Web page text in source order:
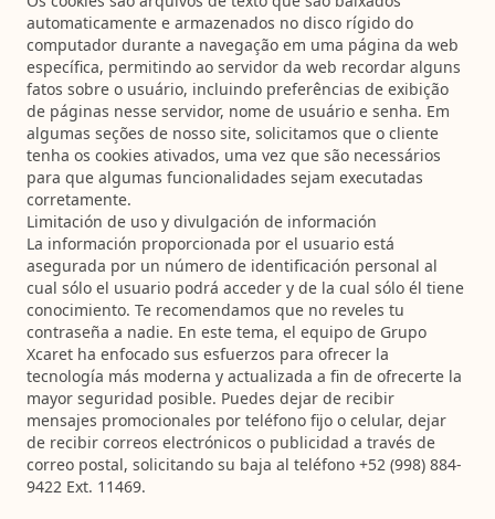
automaticamente e armazenados no disco rígido do
computador durante a navegação em uma página da web
específica, permitindo ao servidor da web recordar alguns
fatos sobre o usuário, incluindo preferências de exibição
de páginas nesse servidor, nome de usuário e senha. Em
algumas seções de nosso site, solicitamos que o cliente
tenha os cookies ativados, uma vez que são necessários
para que algumas funcionalidades sejam executadas
corretamente.
Limitación de uso y divulgación de información
La información proporcionada por el usuario está
asegurada por un número de identificación personal al
cual sólo el usuario podrá acceder y de la cual sólo él tiene
conocimiento. Te recomendamos que no reveles tu
contraseña a nadie. En este tema, el equipo de Grupo
Xcaret ha enfocado sus esfuerzos para ofrecer la
tecnología más moderna y actualizada a fin de ofrecerte la
mayor seguridad posible. Puedes dejar de recibir
mensajes promocionales por teléfono fijo o celular, dejar
de recibir correos electrónicos o publicidad a través de
correo postal, solicitando su baja al teléfono +52 (998) 884-
9422 Ext. 11469.